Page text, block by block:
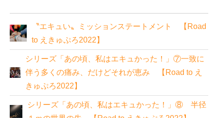
〝エキュい〟ミッションステートメント 【Road
to えきゅぷろ2022】
シリーズ「あの頃、私はエキュかった！」⑦一致に
伴う多くの痛み、だけどそれが恵み 【Road to え
きゅぷろ2022】
シリーズ「あの頃、私はエキュかった！」⑧ 半径